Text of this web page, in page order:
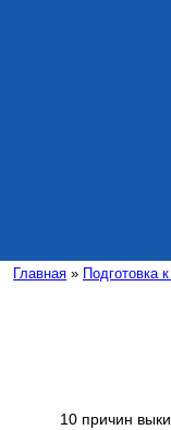
Главная » Подготовка
10 причин